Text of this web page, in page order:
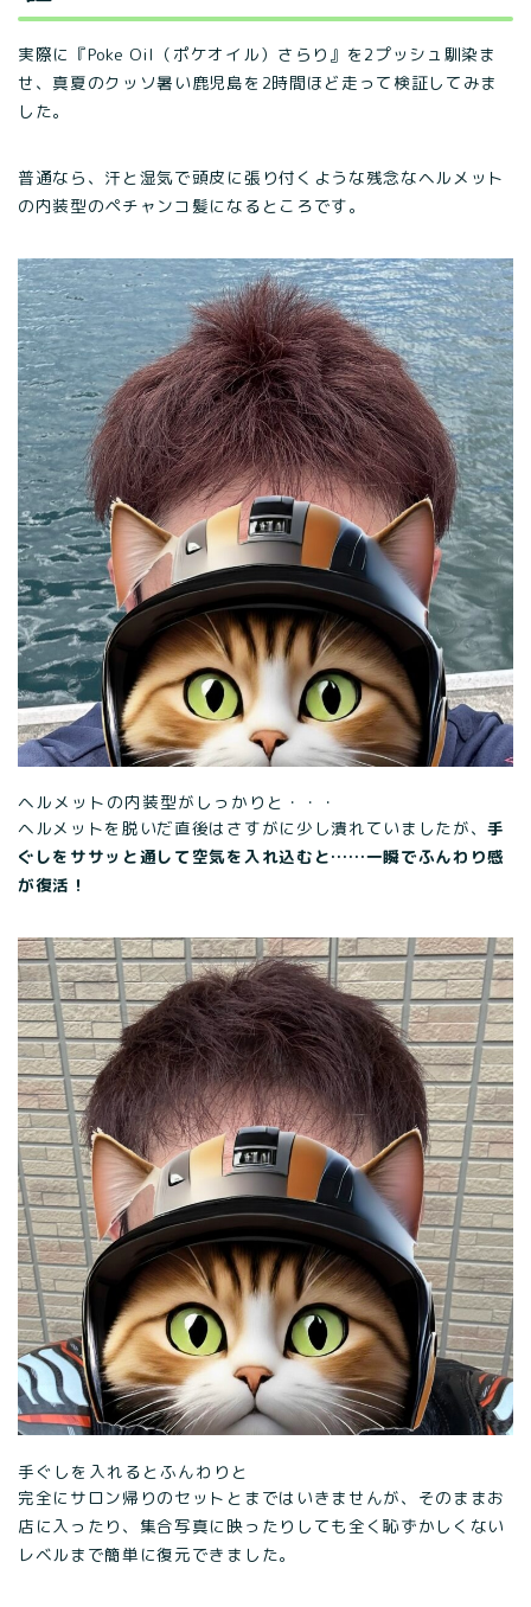
実際に『Poke Oil（ポケオイル）さらり』を2プッシュ馴染ま
せ、真夏のクッソ暑い鹿児島を2時間ほど走って検証してみま
した。
普通なら、汗と湿気で頭皮に張り付くような残念なヘルメット
の内装型のペチャンコ髪になるところです。
ヘルメットの内装型がしっかりと・・・
ヘルメットを脱いだ直後はさすがに少し潰れていましたが、手
ぐしをササッと通して空気を入れ込むと……一瞬でふんわり感
が復活！
手ぐしを入れるとふんわりと
完全にサロン帰りのセットとまではいきませんが、そのままお
店に入ったり、集合写真に映ったりしても全く恥ずかしくない
レベルまで簡単に復元できました。